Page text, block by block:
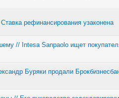
рефинансирования узаконена
// Intesa Sanpaolo ищет
Буряки продали